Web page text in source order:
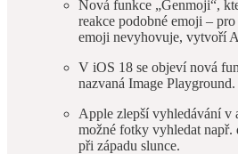
Nová funkce „Genmoji“,
reakce podobné emoji –
emoji nevyhovuje, vytvoří
V iOS 18 se objeví nová
nazvaná Image Playground.
Apple zlepší vyhledávání v
možné fotky vyhledat např.
při západu slunce.